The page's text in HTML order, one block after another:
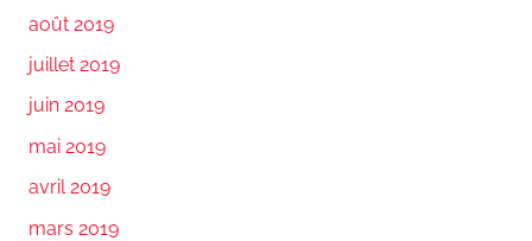
août 2019
juillet 2019
juin 2019
mai 2019
avril 2019
mars 2019